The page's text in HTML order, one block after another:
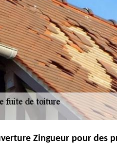
Zingueur pour des